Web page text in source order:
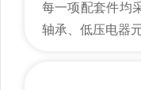
每一项配套件均
轴承、低压电器